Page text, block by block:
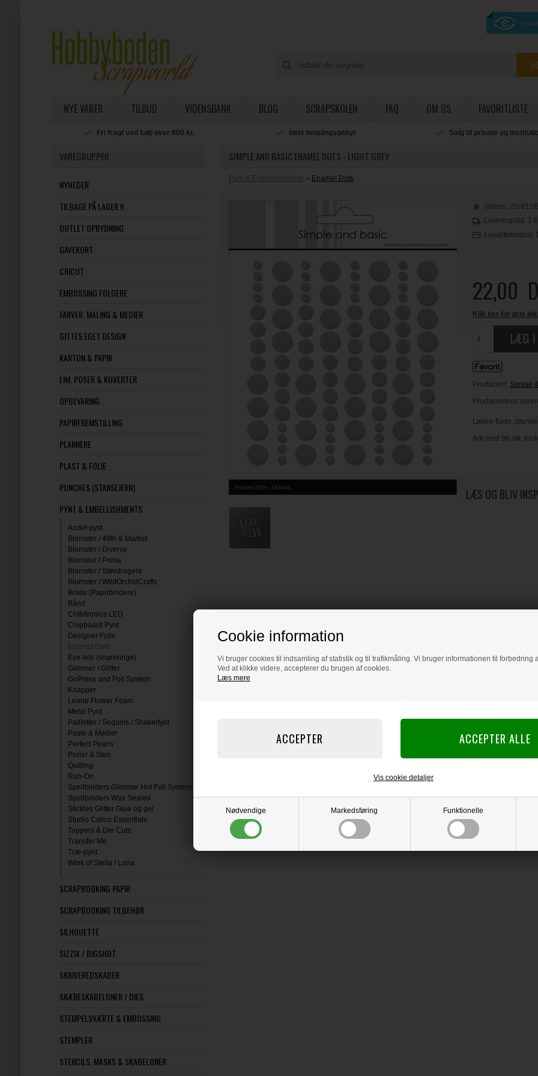
Cookie information
Vi bruger cookies til indsamling af statistik og til trafikmåling. Vi bruger informationen til forbedring
Ved at klikke videre, accepterer du brugen af cookies.
Læs mere
Nødvendige Markedsføring Funktionelle
Vis cookie detaljer
NYE VARER TILBUD VIDENSBANK BLOG SCRAPSKOLEN FAQ OM OS FAVORITLISTE
Fri fragt ved køb over 800 kr. Intet betalingsgebyr Salg til private og
VAREGRUPPER
NYHEDER
TILBAGE PÅ LAGER !!
OUTLET OPRYDNING
GAVEKORT
CRICUT
EMBOSSING FOLDERE
FARVER, MALING & MEDIER
GITTES EGET DESIGN
KARTON & PAPIR
LIM, POSER & KUVERTER
OPBEVARING
PAPIRFREMSTILLING
PLANNERE
PLAST & FOLIE
PUNCHES (STANSEJERN)
PYNT & EMBELLISHMENTS
Andet pynt
Blomster / 49th & Market
Blomster / Diverse
Blomster / Prima
Blomster / Støvdragere
Blomster / WildOrchidCrafts
Brads (Papirbindere)
Bånd
Chibitronics LED
Chipboard Pynt
Designer Foils
Enamel Dots
Eye-lets (snøreringe)
Glimmer / Glitter
GoPress and Foil System
Knapper
Leane Flower Foam
Metal Pynt
Pailletter / Sequins / Shakerfyld
Paste & Medier
Perfect Pearls
Perler & Sten
Quilling
Rub-On
Spellbinders Glimmer Hot Foil System
Spellbinders Wax Sealed
Stickles Glitter Glue og gel
Studio Calico Essentials
Toppers & Die Cuts
Transfer Me
Træ-pynt
Wink of Stella / Luna
SCRAPBOOKING PAPIR
SCRAPBOOKING TILBEHØR
SILHOUETTE
SIZZIX / BIGSHOT
SKRIVEREDSKABER
SKÆRESKABELONER / DIES
STEMPELSVÆRTE & EMBOSSING
STEMPLER
STENCILS, MASKS & SKABELONER
SIMPLE AND BASIC ENAMEL DOTS - LIGHT GREY
Pynt & Embellishments » Enamel Dots
Varenr.: 20-
Leveringstid: 1
Loyalitetsrabat:
22,00
Klik her for pris
Producent: Simple
Producentens
Lækre flade,
Ark med 96 stk.
LÆS OG BLIV